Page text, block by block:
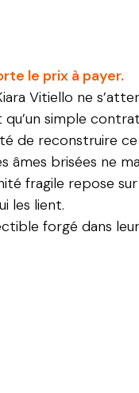
le prix à payer.
Vitiello ne
simple
de reconstruire
âmes brisées ne
fragile repose
les lient.
forgé dans